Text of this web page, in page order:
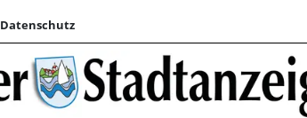
Datenschutz